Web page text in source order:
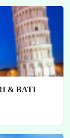
& BATI